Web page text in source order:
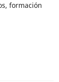
formación